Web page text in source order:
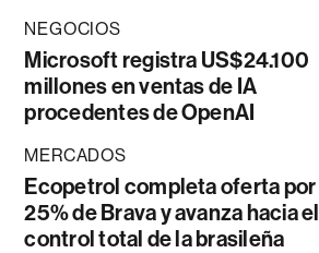
NEGOCIOS
Microsoft registra US$24.100
millones en ventas de IA
procedentes de OpenAI
MERCADOS
Ecopetrol completa oferta por
25% de Brava y avanza hacia el
control total de la brasileña